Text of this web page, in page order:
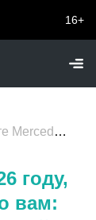
16+
именно вам: лучшие модели под водителей
году,
вам: